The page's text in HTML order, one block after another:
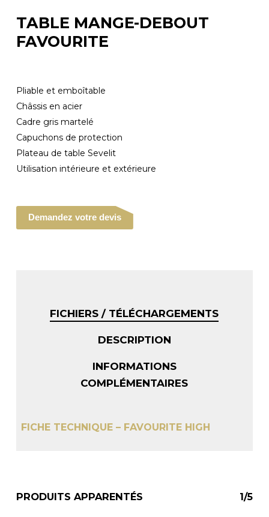
TABLE MANGE-DEBOUT
FAVOURITE
Pliable et emboîtable
Châssis en acier
Cadre gris martelé
Capuchons de protection
Plateau de table Sevelit
Utilisation intérieure et extérieure
Demandez votre devis
FICHIERS / TÉLÉCHARGEMENTS
DESCRIPTION
INFORMATIONS
COMPLÉMENTAIRES
FICHE TECHNIQUE – FAVOURITE HIGH
PRODUITS APPARENTÉS 1/5